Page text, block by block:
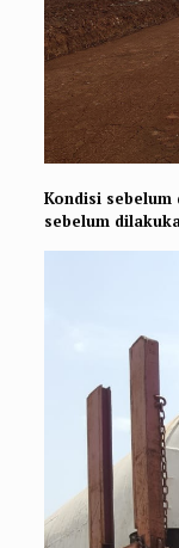
Kondisi
sebelum